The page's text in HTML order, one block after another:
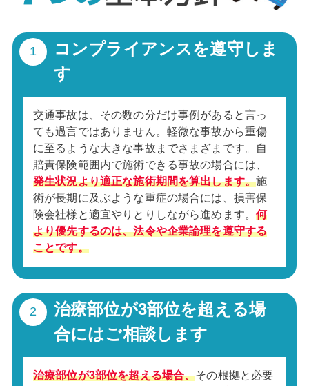
コンプライアンスを遵守しま
す
交通事故は、その数の分だけ事例があると言っ
ても過言ではありません。軽微な事故から重傷
に至るような大きな事故までさまざまです。自
賠責保険範囲内で施術できる事故の場合には、
発生状況より適正な施術期間を算出します。施
術が長期に及ぶような重症の場合には、損害保
険会社様と適宜やりとりしながら進めます。何
より優先するのは、法令や企業論理を遵守する
ことです。
治療部位が3部位を超える場
合にはご相談します
治療部位が3部位を超える場合、その根拠と必要